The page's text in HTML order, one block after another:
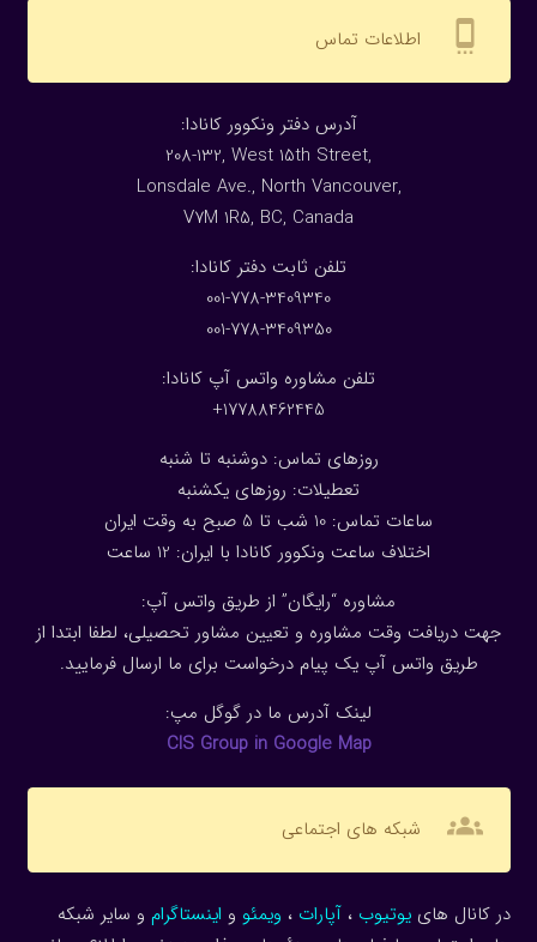
settings_cell اطلاعات تماس
:آدرس دفتر ونکوور کانادا
208-132, West 15th Street,
Lonsdale Ave., North Vancouver,
V7M 1R5, BC, Canada
:تلفن ثابت دفتر کانادا
001-778-3409340
001-778-3409350
تلفن مشاوره واتس آپ کانادا:
17788462445+
روزهای تماس: دوشنبه تا شنبه
تعطیلات: روزهای یکشنبه
ساعات تماس: 10 شب تا 5 صبح به وقت ایران
اختلاف ساعت ونکوور کانادا با ایران: 1 2 ساعت
مشاوره “رایگان” از طریق واتس آپ:
جهت دریافت وقت مشاوره و تعیین مشاور تحصیلی، لطفا ابتدا از
طریق واتس آپ یک پیام درخواست برای ما ارسال فرمایید.
لینک آدرس ما در گوگل مپ:
CIS Group in Google Map
groups شبکه های اجتماعی
در کانال هاییوتیوب ، آپارات ، ویمئو و اینستاگرام و سایر شبکه